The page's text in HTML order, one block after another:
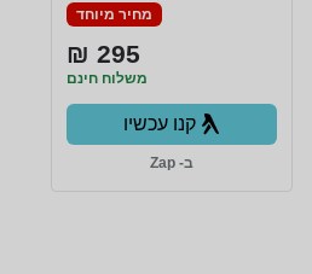
מחיר מיוחד
295 ₪
משלוח חינם
קנו עכשיו
ב- Zap